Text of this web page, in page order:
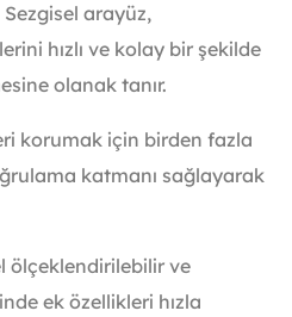
Sezgisel arayüz,
hızlı ve kolay bir şekilde
olanak tanır.
korumak için birden fazla
katmanı sağlayarak
ölçeklendirilebilir ve
ek özellikleri hızla